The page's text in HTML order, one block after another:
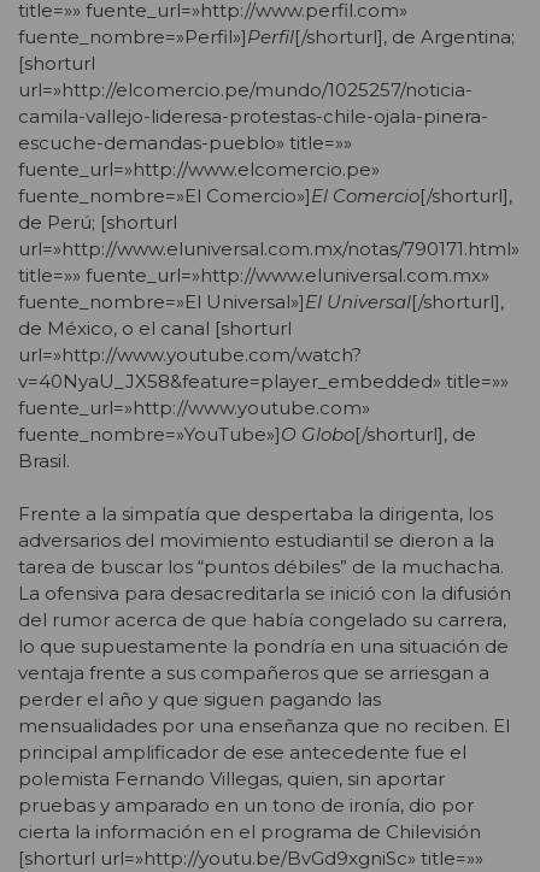
title=»» fuente_url=»http://www.perfil.com»
fuente_nombre=»Perfil»]Perfil[/shorturl], de Argentina;
[shorturl
url=»http://elcomercio.pe/mundo/1025257/noticia-
camila-vallejo-lideresa-protestas-chile-ojala-pinera-
escuche-demandas-pueblo» title=»»
fuente_url=»http://www.elcomercio.pe»
fuente_nombre=»El Comercio»]El Comercio[/shorturl],
de Perú; [shorturl
url=»http://www.eluniversal.com.mx/notas/790171.html»
title=»» fuente_url=»http://www.eluniversal.com.mx»
fuente_nombre=»El Universal»]El Universal[/shorturl],
de México, o el canal [shorturl
url=»http://www.youtube.com/watch?
v=40NyaU_JX58&feature=player_embedded» title=»»
fuente_url=»http://www.youtube.com»
fuente_nombre=»YouTube»]O Globo[/shorturl], de
Brasil.
Frente a la simpatía que despertaba la dirigenta, los
adversarios del movimiento estudiantil se dieron a la
tarea de buscar los “puntos débiles” de la muchacha.
La ofensiva para desacreditarla se inició con la difusión
del rumor acerca de que había congelado su carrera,
lo que supuestamente la pondría en una situación de
ventaja frente a sus compañeros que se arriesgan a
perder el año y que siguen pagando las
mensualidades por una enseñanza que no reciben. El
principal amplificador de ese antecedente fue el
polemista Fernando Villegas, quien, sin aportar
pruebas y amparado en un tono de ironía, dio por
cierta la información en el programa de Chilevisión
[shorturl url=»http://youtu.be/BvGd9xgniSc» title=»»